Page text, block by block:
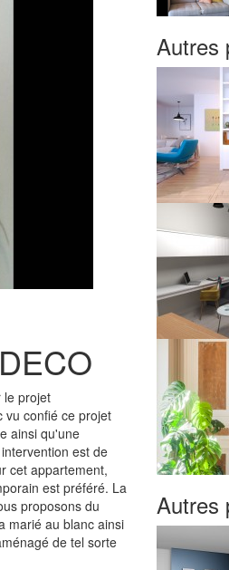
le projet
vu confié ce projet
ainsi qu'une
est de
cet appartement,
est préféré. La
proposons du
marié au blanc ainsi
de tel sorte
Autres
Autres